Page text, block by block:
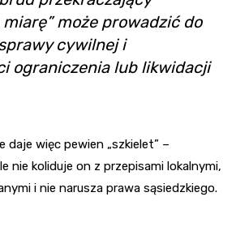
może prowadzić do
cywilnej i
ograniczenia lub likwidacji
daje więc pewien „szkielet” –
nie koliduje on z przepisami lokalnymi,
i nie narusza prawa sąsiedzkiego.